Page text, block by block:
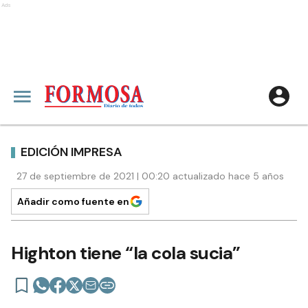
Ads
EDICIÓN IMPRESA
27 de septiembre de 2021 | 00:20 actualizado hace 5 años
Añadir como fuente en
Highton tiene “la cola sucia”